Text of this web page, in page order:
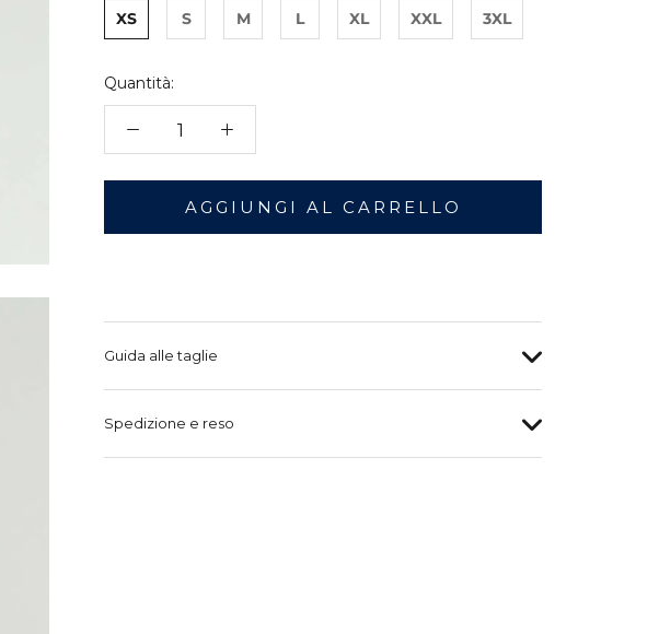
XS S M L XL XXL 3XL
Quantità:
AGGIUNGI AL CARRELLO
Guida alle taglie
Spedizione e reso